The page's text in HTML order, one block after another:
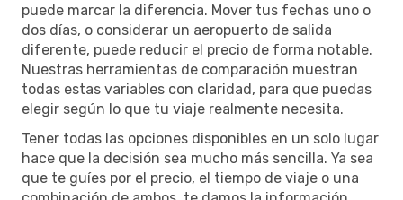
puede marcar la diferencia. Mover tus fechas uno o
dos días, o considerar un aeropuerto de salida
diferente, puede reducir el precio de forma notable.
Nuestras herramientas de comparación muestran
todas estas variables con claridad, para que puedas
elegir según lo que tu viaje realmente necesita.
Tener todas las opciones disponibles en un solo lugar
hace que la decisión sea mucho más sencilla. Ya sea
que te guíes por el precio, el tiempo de viaje o una